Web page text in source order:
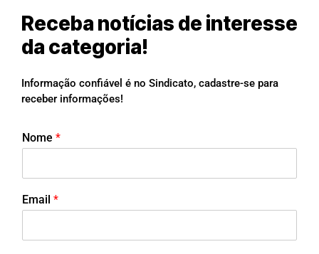
Receba notícias de interesse
da categoria!
Informação confiável é no Sindicato, cadastre-se para
receber informações!
Nome *
Email *